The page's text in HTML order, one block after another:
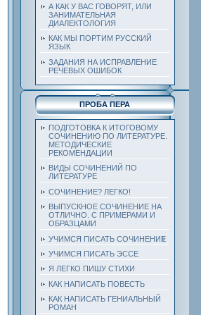
А КАК У ВАС ГОВОРЯТ, ИЛИ
ЗАНИМАТЕЛЬНАЯ
ДИАЛЕКТОЛОГИЯ
КАК МЫ ПОРТИМ РУССКИЙ
ЯЗЫК
ЗАДАНИЯ НА ИСПРАВЛЕНИЕ
РЕЧЕВЫХ ОШИБОК
ПРОБА ПЕРА
ПОДГОТОВКА К ИТОГОВОМУ
СОЧИНЕНИЮ ПО ЛИТЕРАТУРЕ.
МЕТОДИЧЕСКИЕ
РЕКОМЕНДАЦИИ
ВИДЫ СОЧИНЕНИЙ ПО
ЛИТЕРАТУРЕ
СОЧИНЕНИЕ? ЛЕГКО!
ВЫПУСКНОЕ СОЧИНЕНИЕ НА
ОТЛИЧНО. С ПРИМЕРАМИ И
ОБРАЗЦАМИ
УЧИМСЯ ПИСАТЬ СОЧИНЕНИЕ
УЧИМСЯ ПИСАТЬ ЭССЕ
Я ЛЕГКО ПИШУ СТИХИ
КАК НАПИСАТЬ ПОВЕСТЬ
КАК НАПИСАТЬ ГЕНИАЛЬНЫЙ
РОМАН